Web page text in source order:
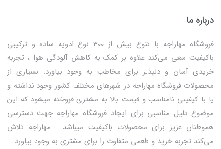
درباره ما
فروشگاه مهاراجه با تنوع بیش از 300 نوع ادویه ساده و ترکیبی
باکیفیت سعی می‌کند علاوه بر کمک به کاهش آلودگی هوا ، تجربه
خریدی آسان و دلپذیر برای مخاطب به وجود بیاورد. بسیاری از
محصولات فروشگاه مهاراجه در شهرهای مختلف کشور وجود نداشته و
یا با کیفیتی نامناسب و قیمت بالا به مشتری فروخته میشود که این
موضوع دلیل مناسبی برای ایجاد فروشگاه مهاراجه جهت دسترسی
هموطنان عزیز برای محصولات باکیفیت میباشد . مهاراجه تلاش
می‌کند تجربه خرید و طعمی متفاوت را برای مشتری به وجود بیاورد.